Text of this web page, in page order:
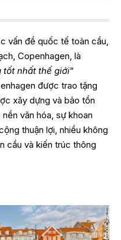
vấn đề quốc tế toàn cầu,
Copenhagen, là
tốt nhất thế giới“
được trao tặng
xây dựng và bảo tồn
văn hóa, sự khoan
thuận lợi, nhiều không
cầu và kiến trúc thông